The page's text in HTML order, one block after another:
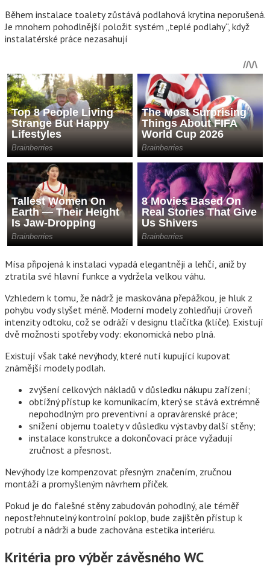
Během instalace toalety zůstává podlahová krytina neporušená.
Je mnohem pohodlnější položit systém „teplé podlahy“, když
instalatérské práce nezasahují
Mísa připojená k instalaci vypadá elegantněji a lehčí, aniž by
ztratila své hlavní funkce a vydržela velkou váhu.
Vzhledem k tomu, že nádrž je maskována přepážkou, je hluk z
pohybu vody slyšet méně. Moderní modely zohledňují úroveň
intenzity odtoku, což se odráží v designu tlačítka (klíče). Existují
dvě možnosti spotřeby vody: ekonomická nebo plná.
Existují však také nevýhody, které nutí kupující kupovat
známější modely podlah.
zvýšení celkových nákladů v důsledku nákupu zařízení;
obtížný přístup ke komunikacím, který se stává extrémně
nepohodlným pro preventivní a opravárenské práce;
snížení objemu toalety v důsledku výstavby další stěny;
instalace konstrukce a dokončovací práce vyžadují
zručnost a přesnost.
Nevýhody lze kompenzovat přesným značením, zručnou
montáží a promyšleným návrhem příček.
Pokud je do falešné stěny zabudován pohodlný, ale téměř
nepostřehnutelný kontrolní poklop, bude zajištěn přístup k
potrubí a nádrži a bude zachována estetika interiéru.
Kritéria pro výběr závěsného WC